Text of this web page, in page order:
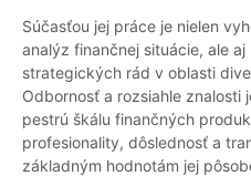
Súčasťou jej práce je nielen
analýz finančnej situácie, ale
strategických rád v oblasti
Odbornosť a rozsiahle znalosti
pestrú škálu finančných
profesionality, dôslednosť a
základným hodnotám jej